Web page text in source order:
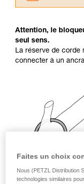
consulter.
pouvoir
avec un
la
de la
Nous
Attention, le
seul sens.
La réserve de corde
connecter à un
Faites un choix
Nous (PETZL Distribution
technologies similaires